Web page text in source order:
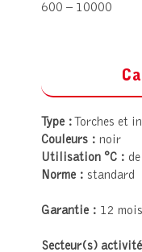
600 – 10000
Type : Torches et
Couleurs : noir
Utilisation °C :
Norme : standard
Garantie : 12 mois
Secteur(s)